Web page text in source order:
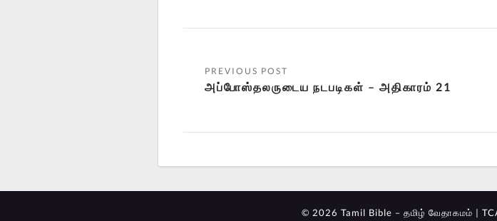
அப்போஸ்தலருடைய நடபடிகள் – அதிகாரம் 21
© 2026 Tamil Bible – தமிழ் வேதாகமம் |